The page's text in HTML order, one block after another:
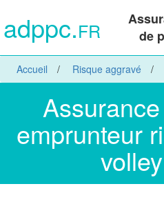
adppc.FR
de
Accueil Risque aggravé
emprunteur